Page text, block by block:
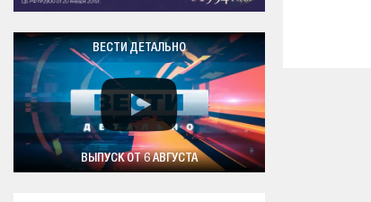
ВЕСТИ ДЕТАЛЬНО
ВЫПУСК ОТ 6 АВГУСТА